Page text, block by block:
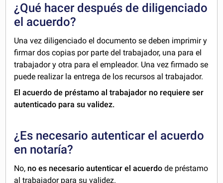
¿Qué hacer después de diligenciado
el acuerdo?
Una vez diligenciado el documento se deben imprimir y
firmar dos copias por parte del trabajador, una para el
trabajador y otra para el empleador. Una vez firmado se
puede realizar la entrega de los recursos al trabajador.
El acuerdo de préstamo al trabajador no requiere ser
autenticado para su validez.
¿Es necesario autenticar el acuerdo
en notaría?
No, no es necesario autenticar el acuerdo de préstamo
al trabajador para su validez.